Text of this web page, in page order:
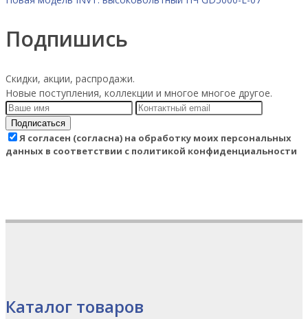
Подпишись
Скидки, акции, распродажи.
Новые поступления, коллекции и многое многое другое.
Подписаться
Я согласен (согласна) на обработку моих персональных
данных в соответствии с политикой конфиденциальности
Каталог товаров